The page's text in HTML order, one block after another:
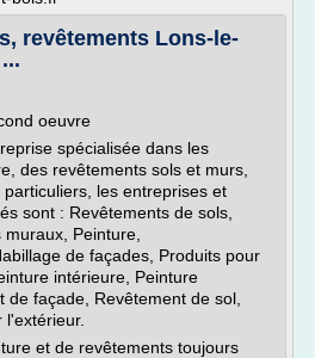
revêtements Lons-le-
oeuvre
spécialisée dans les
des revêtements sols et murs,
les entreprises et
sont : Revêtements de sols,
Peinture,
de façades, Produits pour
intérieure, Peinture
de façade, Revêtement de sol,
et de revêtements toujours